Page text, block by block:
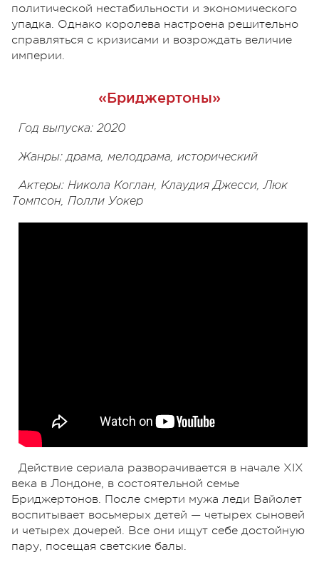
политической нестабильности и экономического
упадка. Однако королева настроена решительно
справляться с кризисами и возрождать величие
империи.
«Бриджертоны»
Год выпуска: 2020
Жанры: драма, мелодрама, исторический
Актеры: Никола Коглан, Клаудия Джесси, Люк
Томпсон, Полли Уокер
Действие сериала разворачивается в начале XIX
века в Лондоне, в состоятельной семье
Бриджертонов. После смерти мужа леди Вайолет
воспитывает восьмерых детей — четырех сыновей
и четырех дочерей. Все они ищут себе достойную
пару, посещая светские балы.